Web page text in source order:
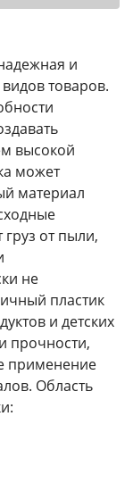
и
товаров.
высокой
может
материал
от пыли,
не
пластик
и детских
прочности,
применение
Область